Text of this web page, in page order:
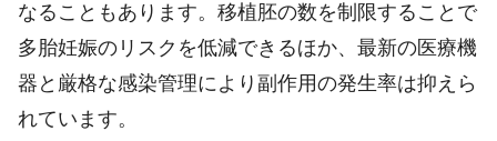
なることもあります。移植胚の数を制限することで
多胎妊娠のリスクを低減できるほか、最新の医療機
器と厳格な感染管理により副作用の発生率は抑えら
れています。